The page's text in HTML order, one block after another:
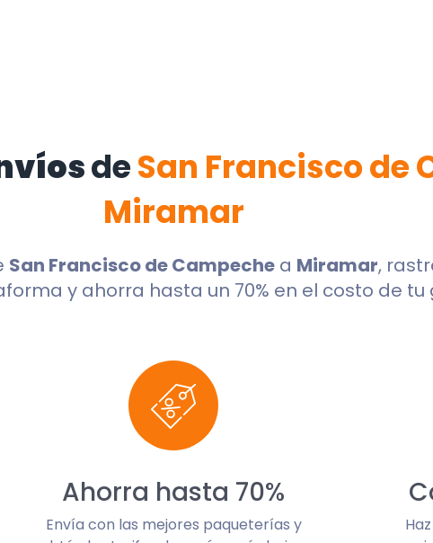
deSan Francisco de
Miramar
San Francisco de Campeche a Miramar,
y ahorra hasta un 70% en el costo de tu
Ahorra hasta 70%
Envía con las mejores paqueterías y